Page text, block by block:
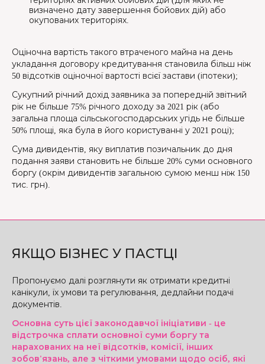
визначено дату завершення бойових дій) або
окупованих територіях.
Оціночна вартість такого втраченого майна на день
укладання договору кредитування становила більш ніж
50 відсотків оціночної вартості всієї застави (іпотеки);
Сукупний річний дохід заявника за попередній звітний
рік не більше 75% річного доходу за 2021 рік (або
загальна площа сільськогосподарських угідь не більше
50% площі, яка була в його користуванні у 2021 році);
Сума дивидентів, яку виплатив позичальник до дня
подання заяви становить не більше 20% суми основного
боргу (окрім дивидентів загальною сумою менш ніж 150
тис. грн).
ЯКЩО БІЗНЕС У ПАСТЦІ
Пропонуємо далі розглянути як отримати кредитні
канікули, їх умови та регулювання, дедлайни подачі
документів.
Основна суть цієї законодавчої ініціативи - це
відстрочка сплати основної суми боргу та
нарахованих на неї відсотків, комісії, інших
зобов'язань, але з чіткими умовами щодо осіб, які